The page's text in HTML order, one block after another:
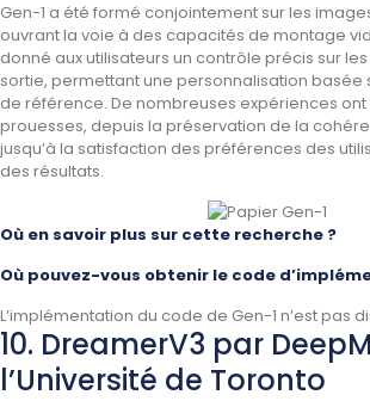
Gen-1 a été formé conjointement sur les
ouvrant la voie à des capacités de montage
donné aux utilisateurs un contrôle précis sur
sortie, permettant une personnalisation basée
de référence. De nombreuses expériences
prouesses, depuis la préservation de la
jusqu’à la satisfaction des préférences des
des résultats.
Où en savoir plus sur cette recherche ?
Où pouvez-vous obtenir le code
L’implémentation du code de Gen-1 n’est pas
10. DreamerV3 par
l’Université de Toronto